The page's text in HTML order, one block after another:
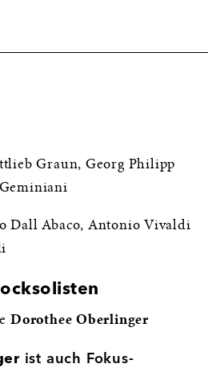
Graun, Georg Philipp
Dall Abaco, Antonio Vivaldi
Dorothee Oberlinger
ist auch Fokus-